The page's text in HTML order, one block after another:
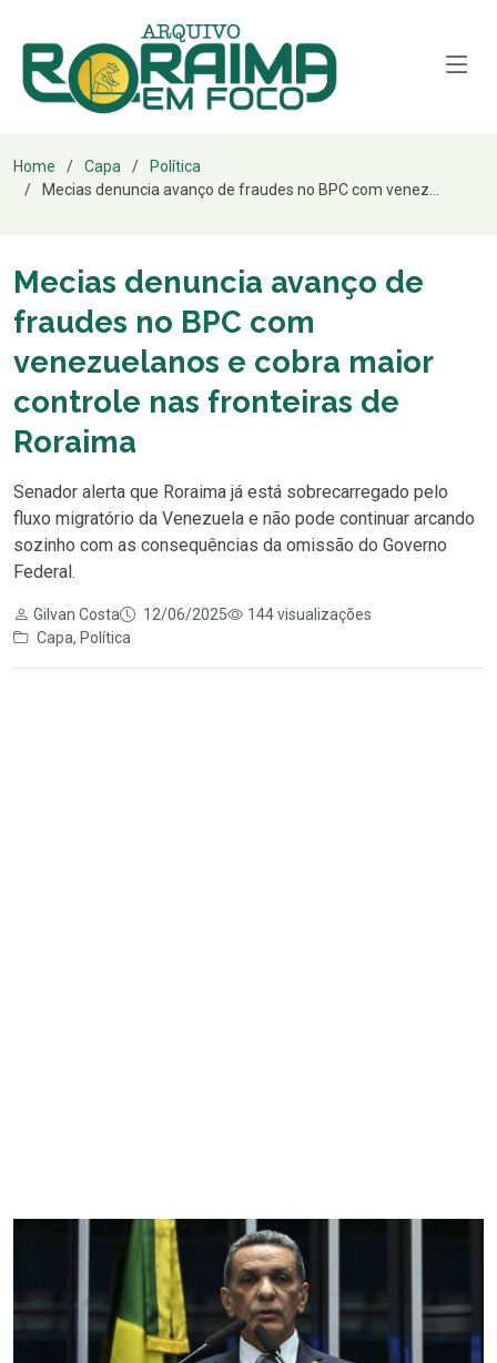
Home Capa
Política
Mecias denuncia avanço de fraudes no BPC com venez...
Mecias denuncia avanço de
fraudes no BPC com
venezuelanos e cobra maior
controle nas fronteiras de
Roraima
Senador alerta que Roraima já está sobrecarregado pelo
fluxo migratório da Venezuela e não pode continuar arcando
sozinho com as consequências da omissão do Governo
Federal.
Gilvan Costa 12/06/2025
144 visualizações
Capa, Política